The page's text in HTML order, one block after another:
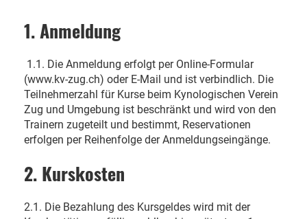
1. Anmeldung
1.1. Die Anmeldung erfolgt per Online-Formular
(www.kv-zug.ch) oder E-Mail und ist verbindlich. Die
Teilnehmerzahl für Kurse beim Kynologischen Verein
Zug und Umgebung ist beschränkt und wird von den
Trainern zugeteilt und bestimmt, Reservationen
erfolgen per Reihenfolge der Anmeldungseingänge.
2. Kurskosten
2.1. Die Bezahlung des Kursgeldes wird mit der